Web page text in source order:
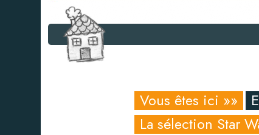
Vous êtes ici »»
La sélection Star